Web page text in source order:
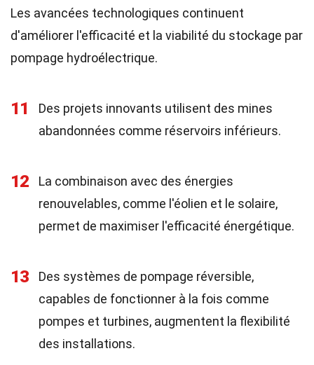
Les avancées technologiques continuent
d'améliorer l'efficacité et la viabilité du stockage par
pompage hydroélectrique.
11
Des projets innovants utilisent des mines
abandonnées comme réservoirs inférieurs.
12
La combinaison avec des énergies
renouvelables, comme l'éolien et le solaire,
permet de maximiser l'efficacité énergétique.
13
Des systèmes de pompage réversible,
capables de fonctionner à la fois comme
pompes et turbines, augmentent la flexibilité
des installations.